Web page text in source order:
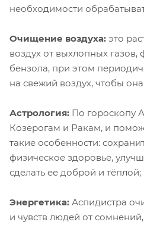
необходимости
Очищение воздуха: это
воздух от выхлопных
бензола, при этом
на свежий воздух, чтобы
Астрология: По гороскопу
Козерогам и Ракам, и
такие особенности:
физическое здоровье,
сделать ее доброй и тёплой;
Энергетика: Аспидистра
и чувств людей от